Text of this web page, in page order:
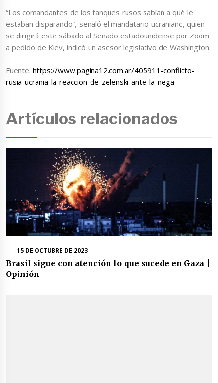
“Los comandantes de los tanques rusos sabían a qué le
estaban disparando”, señaló el mandatario ucraniano, quien
se dirigirá este sábado al Senado estadounidense por Zoom
a pedido de Kiev, indicó un asesor legislativo de Washington.
Fuente:https://www.pagina12.com.ar/405911-conflicto-
rusia-ucrania-la-reaccion-de-zelenski-ante-la-nega
Artículos relacionados
15 DE OCTUBRE DE 2023
Brasil sigue con atención lo que sucede en Gaza |
Opinión